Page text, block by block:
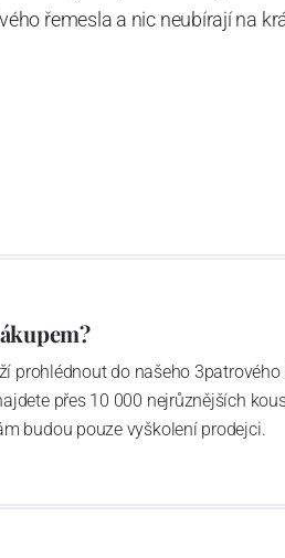
řemesla a nic neubírají na
prohlédnout do našeho
přes 10 000 nejrůznějších
budou pouze vyškolení prodejci.